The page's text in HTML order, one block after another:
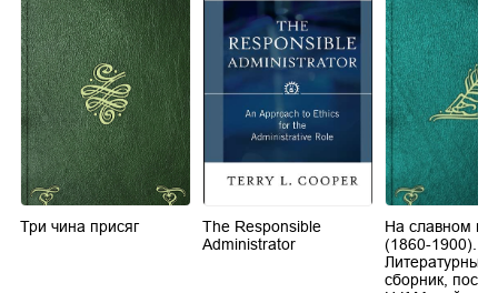
Три чина присяг
The Responsible
Administrator
На славном
(1860-1900).
Литературный
сборник,